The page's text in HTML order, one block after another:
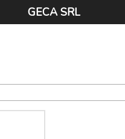
GECA SRL